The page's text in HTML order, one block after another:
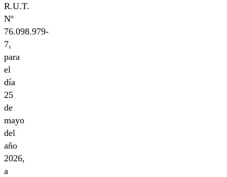
R.U.T.
Nº
76.098.979-
7,
para
el
día
25
de
mayo
del
año
2026,
a